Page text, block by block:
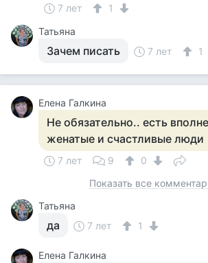
7 лет
1
Татьяна
Зачем писать 7 лет 1
Елена Галкина
Не обязательно.. есть
женатые и счастливые люди
7 лет 9
0
Показать все
Татьяна
да 7 лет 1
Елена Галкина